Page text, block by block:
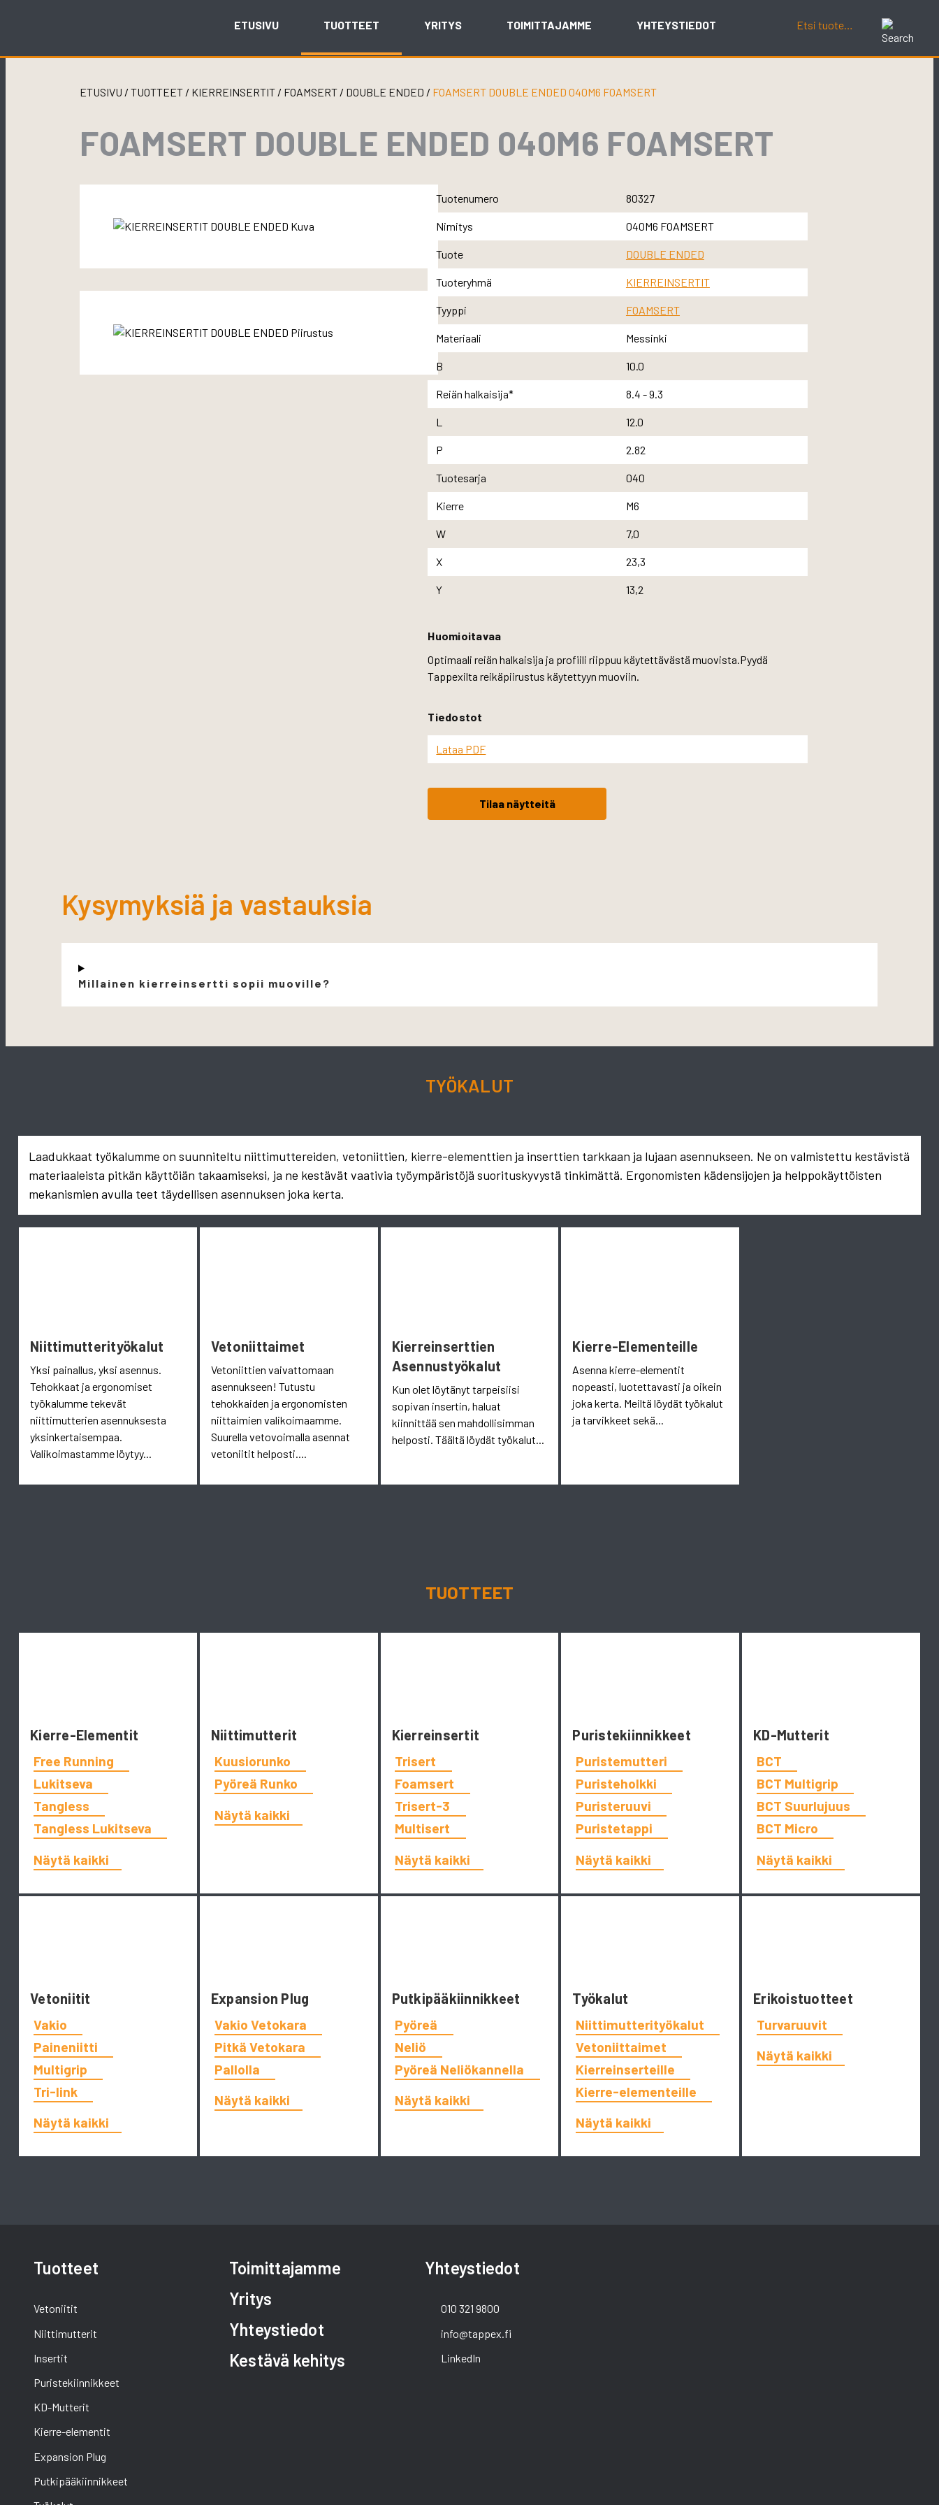
ETUSIVU TUOTTEET YRITYS TOIMITTAJAMME YHTEYSTIEDOT
ETUSIVU /TUOTTEET / KIERREINSERTIT / FOAMSERT / DOUBLE ENDED / FOAMSERT DOUBLE ENDED 040M6 FOAMSERT
FOAMSERT DOUBLE ENDED 040M6 FOAMSERT
Tuotenumero 80327
Nimitys 040M6 FOAMSERT
Tuote DOUBLE ENDED
Tuoteryhmä KIERREINSERTIT
Tyyppi FOAMSERT
Materiaali Messinki
B 10.0
Reiän halkaisija* 8.4 - 9.3
L 12.0
P 2.82
Tuotesarja 040
Kierre M6
W 7,0
X 23,3
Y 13,2
Huomioitavaa
Optimaali reiän halkaisija ja profiili riippuu käytettävästä muovista.Pyydä
Tappexilta reikäpiirustus käytettyyn muoviin.
Tiedostot
Lataa PDF
Tilaa näytteitä
Kysymyksiä ja vastauksia
Millainen kierreinsertti sopii muoville?
TYÖKALUT
Laadukkaat työkalumme on suunniteltu niittimuttereiden, vetoniittien, kierre-elementtien ja inserttien tarkkaan ja lujaan asennukseen. Ne on valmistettu kestävistä
materiaaleista pitkän käyttöiän takaamiseksi, ja ne kestävät vaativia työympäristöjä suorituskyvystä tinkimättä. Ergonomisten kädensijojen ja helppokäyttöisten
mekanismien avulla teet täydellisen asennuksen joka kerta.
Niittimutterityökalut
Yksi painallus, yksi asennus.
Tehokkaat ja ergonomiset
työkalumme tekevät
niittimutterien asennuksesta
yksinkertaisempaa.
Valikoimastamme löytyy...
Vetoniittaimet
Vetoniittien vaivattomaan
asennukseen! Tutustu
tehokkaiden ja ergonomisten
niittaimien valikoimaamme.
Suurella vetovoimalla asennat
vetoniitit helposti....
Kierreinserttien
Asennustyökalut
Kun olet löytänyt tarpeisiisi
sopivan insertin, haluat
kiinnittää sen mahdollisimman
helposti. Täältä löydät työkalut...
Kierre-Elementeille
Asenna kierre-elementit
nopeasti, luotettavasti ja oikein
joka kerta. Meiltä löydät työkalut
ja tarvikkeet sekä...
TUOTTEET
Kierre-Elementit
Free Running
Lukitseva
Tangless
Tangless Lukitseva
Näytä kaikki
Niittimutterit
Kuusiorunko
Pyöreä Runko
Näytä kaikki
Kierreinsertit
Trisert
Foamsert
Trisert-3
Multisert
Näytä kaikki
Puristekiinnikkeet
Puristemutteri
Puristeholkki
Puristeruuvi
Puristetappi
Näytä kaikki
KD-Mutterit
BCT
BCT Multigrip
BCT Suurlujuus
BCT Micro
Näytä kaikki
Vetoniitit
Vakio
Paineniitti
Multigrip
Tri-link
Näytä kaikki
Expansion Plug
Vakio Vetokara
Pitkä Vetokara
Pallolla
Näytä kaikki
Putkipääkiinnikkeet
Pyöreä
Neliö
Pyöreä Neliökannella
Näytä kaikki
Työkalut
Niittimutterityökalut
Vetoniittaimet
Kierreinserteille
Kierre-elementeille
Näytä kaikki
Erikoistuotteet
Turvaruuvit
Näytä kaikki
Tuotteet
Vetoniitit
Niittimutterit
Insertit
Puristekiinnikkeet
KD-Mutterit
Kierre-elementit
Expansion Plug
Putkipääkiinnikkeet
Toimittajamme
Yritys
Yhteystiedot
Kestävä kehitys
Yhteystiedot
010 321 9800
info@tappex.fi
LinkedIn